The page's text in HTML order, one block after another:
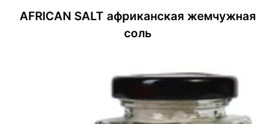
AFRICAN SALT африканская жемчужная
соль